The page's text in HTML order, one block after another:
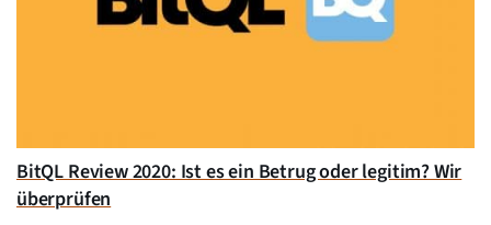
BitQL Review 2020: Ist es ein Betrug oder legitim? Wir
überprüfen